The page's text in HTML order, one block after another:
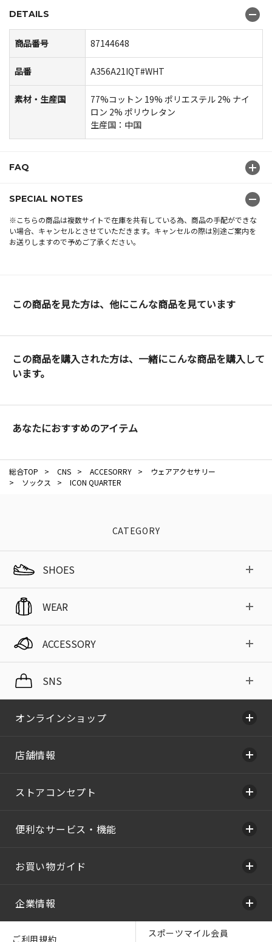
DETAILS
商品番号 87144648
品番 A356A21IQT#WHT
素材・生産国
77%コットン 19% ポリエステル 2% ナイ
ロン 2% ポリウレタン
生産国：中国
FAQ
SPECIAL NOTES
※こちらの商品は複数サイトで在庫を共有している為、商品の手配ができな
い場合、キャンセルとさせていただきます。キャンセルの際は別途ご案内を
お送りしますので予めご了承ください。
この商品を見た方は、他にこんな商品を見ています
この商品を購入された方は、一緒にこんな商品を購入して
います。
あなたにおすすめのアイテム
総合TOP > CNS > ACCESORRY >
ウェアアクセサリー
>
ソックス > ICON QUARTER
CATEGORY
SHOES
WEAR
ACCESSORY
SNS
オンラインショップ
店舗情報
ストアコンセプト
便利なサービス・機能
お買い物ガイド
企業情報
ご利用規約
スポーツマイル会員